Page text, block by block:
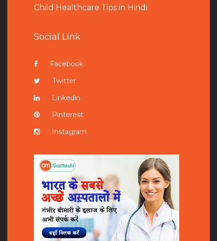
Child Healthcare Tips in Hindi
Social Link
Facebook
Twitter
Linkedin
Pinterest
Instagram